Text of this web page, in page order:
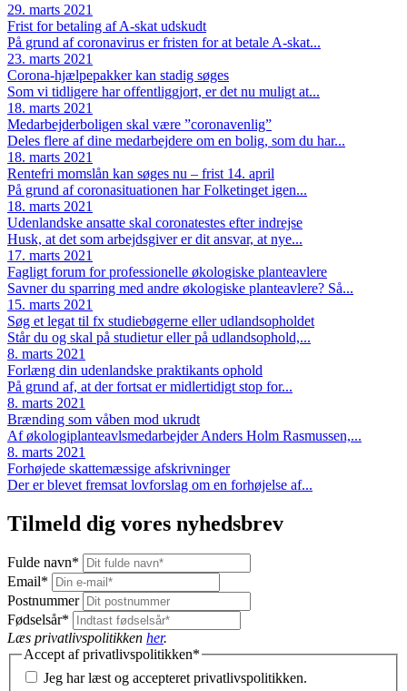
29. marts 2021
Frist for betaling af A-skat udskudt
På grund af coronavirus er fristen for at betale A-skat...
23. marts 2021
Corona-hjælpepakker kan stadig søges
Som vi tidligere har offentliggjort, er det nu muligt at...
18. marts 2021
Medarbejderboligen skal være ”coronavenlig”
Deles flere af dine medarbejdere om en bolig, som du har...
18. marts 2021
Rentefri momslån kan søges nu – frist 14. april
På grund af coronasituationen har Folketinget igen...
18. marts 2021
Udenlandske ansatte skal coronatestes efter indrejse
Husk, at det som arbejdsgiver er dit ansvar, at nye...
17. marts 2021
Fagligt forum for professionelle økologiske planteavlere
Savner du sparring med andre økologiske planteavlere? Så...
15. marts 2021
Søg et legat til fx studiebøgerne eller udlandsopholdet
Står du og skal på studietur eller på udlandsophold,...
8. marts 2021
Forlæng din udenlandske praktikants ophold
På grund af, at der fortsat er midlertidigt stop for...
8. marts 2021
Brænding som våben mod ukrudt
Af økologiplanteavlsmedarbejder Anders Holm Rasmussen,...
8. marts 2021
Forhøjede skattemæssige afskrivninger
Der er blevet fremsat lovforslag om en forhøjelse af...
Tilmeld dig vores nyhedsbrev
Fulde navn*
Email*
Postnummer
Fødselsår*
Læs privatlivspolitikken her.
Accept af privatlivspolitikken*
Jeg har læst og accepteret privatlivspolitikken.